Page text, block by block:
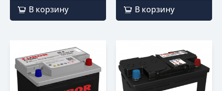
В корзину В корзину